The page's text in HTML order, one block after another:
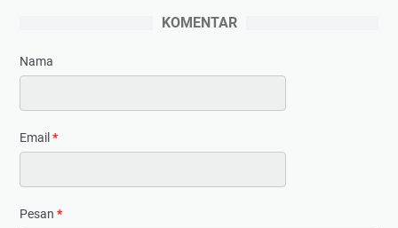
KOMENTAR
Nama
Email*
Pesan *